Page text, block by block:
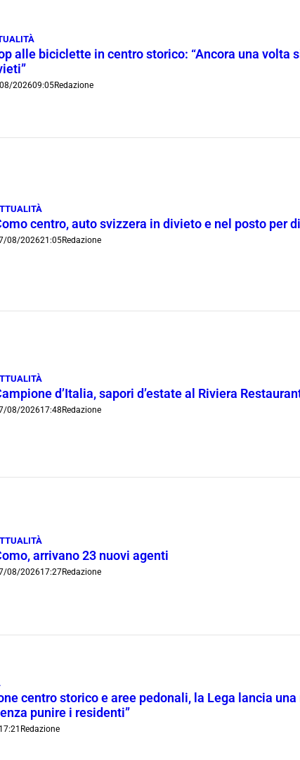
alle biciclette in centro storico: “Ancora una volta
202609:05Redazione
centro, auto svizzera in divieto e nel posto per
08/202621:05Redazione
d’Italia, sapori d’estate al Riviera
08/202617:48Redazione
arrivano 23 nuovi agenti
08/202617:27Redazione
centro storico e aree pedonali, la Lega lancia
punire i residenti”
17:21 Redazione